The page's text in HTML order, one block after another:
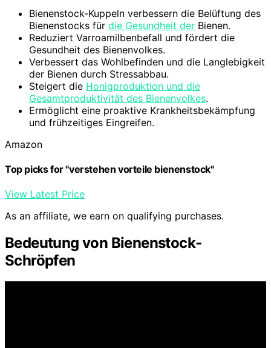
Bienenstock-Kuppeln verbessern die Belüftung des
Bienenstocks für die Gesundheit der Bienen.
Reduziert Varroamilbenbefall und fördert die
Gesundheit des Bienenvolkes.
Verbessert das Wohlbefinden und die Langlebigkeit
der Bienen durch Stressabbau.
Steigert die Honigproduktion und die
Gesamtproduktivität des Bienenvolkes.
Ermöglicht eine proaktive Krankheitsbekämpfung
und frühzeitiges Eingreifen.
Amazon
Top picks for "verstehen vorteile bienenstock"
View Latest Price
As an affiliate, we earn on qualifying purchases.
Bedeutung von Bienenstock-
Schröpfen